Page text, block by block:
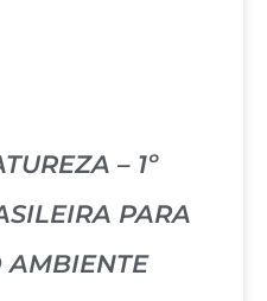
– 1º
PARA
AMBIENTE